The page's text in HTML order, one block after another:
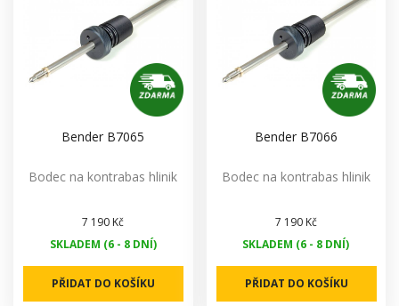
Bender B7065
Bodec na kontrabas hlinik
7 190 Kč
SKLADEM (6 - 8 DNÍ)
PŘIDAT DO KOŠÍKU
Bender B7066
Bodec na kontrabas hlinik
7 190 Kč
SKLADEM (6 - 8 DNÍ)
PŘIDAT DO KOŠÍKU